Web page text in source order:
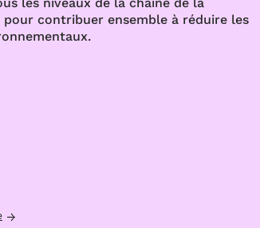
pour contribuer ensemble à réduire les